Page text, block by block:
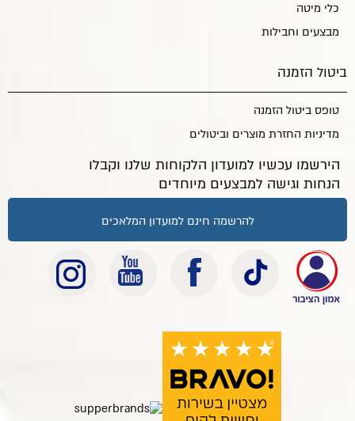
כלי מיטה
מבצעים וחבילות
ביטול הזמנה
טופס ביטול הזמנה
מדיניות החזרת מוצרים וביטולים
הירשמו עכשיו למועדון הלקוחות שלנו וקבלו
הנחות וגישה למבצעים מיוחדים
להרשמה חינם למועדון המלאכים